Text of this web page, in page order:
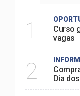
1
Curso
vagas
2
Dia